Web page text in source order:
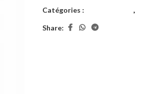
Catégories : ,
Share: